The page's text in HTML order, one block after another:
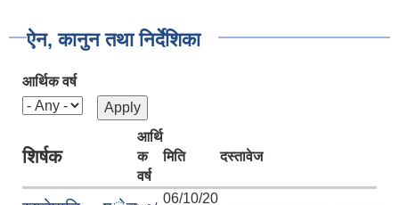
ऐन, कानुन तथा निर्देशिका
आर्थिक वर्ष
शिर्षक
आर्थि
क
वर्ष
मिति दस्तावेज
06/10/20